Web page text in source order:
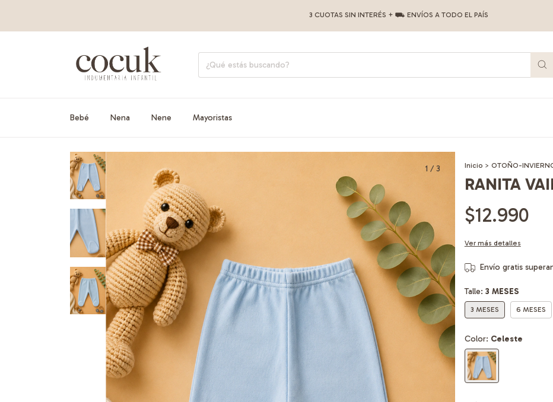
3 CUOTAS SIN INTERÉS + ⛟ ENVÍOS A TODO EL PAÍS
Bebé Nena Nene Mayoristas
1 / 3 Inicio > OTOÑO-
RANITA
$12.990
Ver más detalles
Envío gratis
Talle: 3 MESES
3 MESES 6 MESES
Color: Celeste